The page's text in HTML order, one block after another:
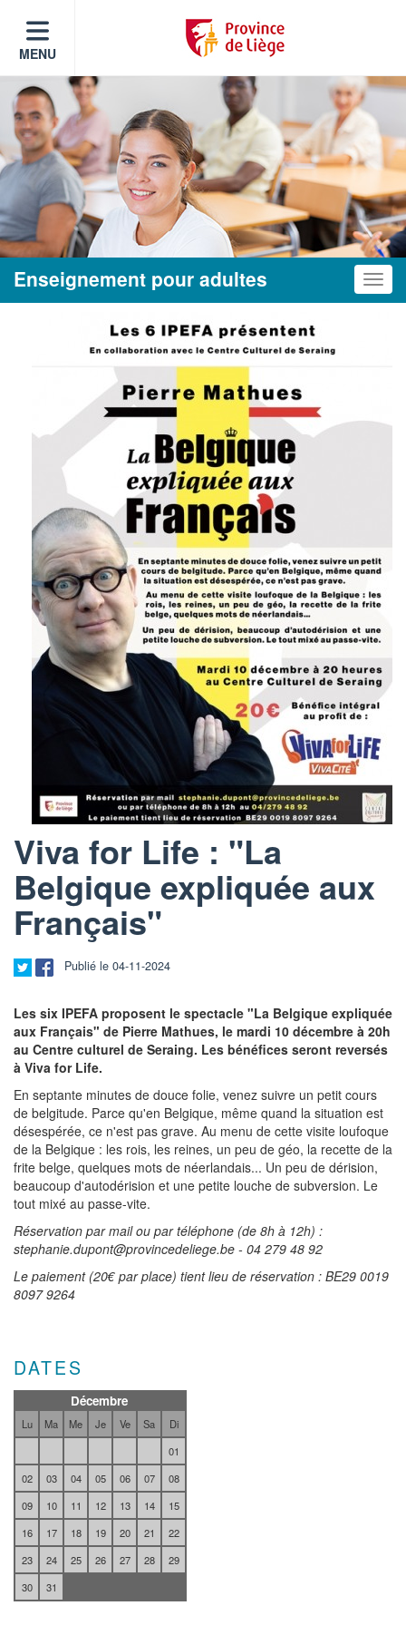
MENU
Enseignement pour adultes
Viva for Life : "La
Belgique expliquée aux
Français"
Publié le 04-11-2024
Les six IPEFA proposent le spectacle "La Belgique expliquée
aux Français" de Pierre Mathues, le mardi 10 décembre à 20h
au Centre culturel de Seraing. Les bénéfices seront reversés
à Viva for Life.
En septante minutes de douce folie, venez suivre un petit cours
de belgitude. Parce qu'en Belgique, même quand la situation est
désespérée, ce n'est pas grave. Au menu de cette visite loufoque
de la Belgique : les rois, les reines, un peu de géo, la recette de la
frite belge, quelques mots de néerlandais... Un peu de dérision,
beaucoup d'autodérision et une petite louche de subversion. Le
tout mixé au passe-vite.
Réservation par mail ou par téléphone (de 8h à 12h) :
stephanie.dupont@provincedeliege.be - 04 279 48 92
Le paiement (20€ par place) tient lieu de réservation : BE29 0019
8097 9264
DATES
Décembre
Lu Ma Me Je Ve Sa
Di
01
02
03 04 05 06 07
08
09
10 11 12 13 14
15
16
17 18 19 20 21
22
23
24 25 26 27 28
29
30
31